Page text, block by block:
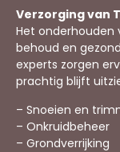
Verzorging van
Het onderhouden
behoud en
experts zorgen
prachtig blijft
– Snoeien en
– Onkruidbeheer
– Grondverrijking